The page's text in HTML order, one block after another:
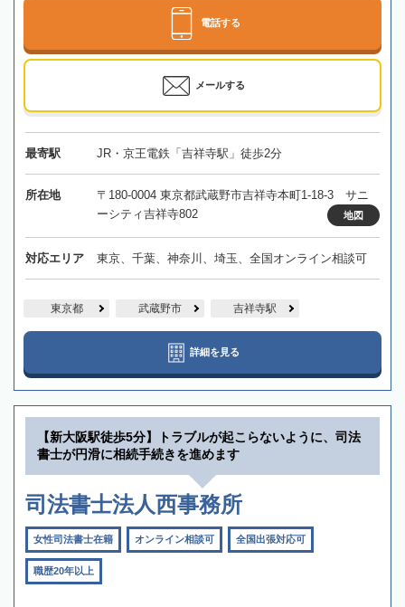
電話する
メールする
最寄駅 JR・京王電鉄「吉祥寺駅」徒歩2分
所在地
〒180-0004 東京都武蔵野市吉祥寺本町1-18-3 サニ
ーシティ吉祥寺802
地図
対応エリア 東京、千葉、神奈川、埼玉、全国オンライン相談可
東京都 武蔵野市 吉祥寺駅
詳細を見る
【新大阪駅徒歩5分】トラブルが起こらないように、司法
書士が円滑に相続手続きを進めます
司法書士法人西事務所
女性司法書士在籍 オンライン相談可 全国出張対応可
職歴20年以上